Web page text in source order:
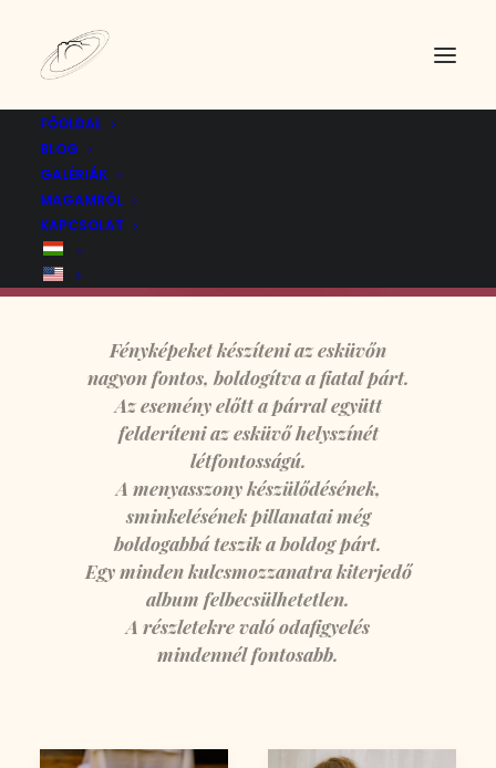
FŐOLDAL
BLOG
GALÉRIÁK
MAGAMRÓL
KAPCSOLAT
ESKÜVŐ
Fényképeket készíteni az esküvőn
nagyon fontos, boldogítva a fiatal párt.
Az esemény előtt a párral együtt
felderíteni az esküvő helyszínét
létfontosságú.
A menyasszony készülődésének,
sminkelésének pillanatai még
boldogabbá teszik a boldog párt.
Egy minden kulcsmozzanatra kiterjedő
album felbecsülhetetlen.
A részletekre való odafigyelés
mindennél fontosabb.